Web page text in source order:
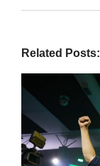
Related Posts: